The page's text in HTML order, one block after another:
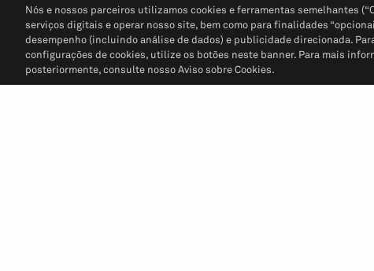
Nós e nossos parceiros utilizamos cookies e ferramentas semelhantes
serviços digitais e operar nosso site, bem como para finalidades
desempenho (incluindo análise de dados) e publicidade direcionada.
configurações de cookies, utilize os botões neste banner. Para mais
posteriormente, consulte nosso Aviso sobre Cookies.